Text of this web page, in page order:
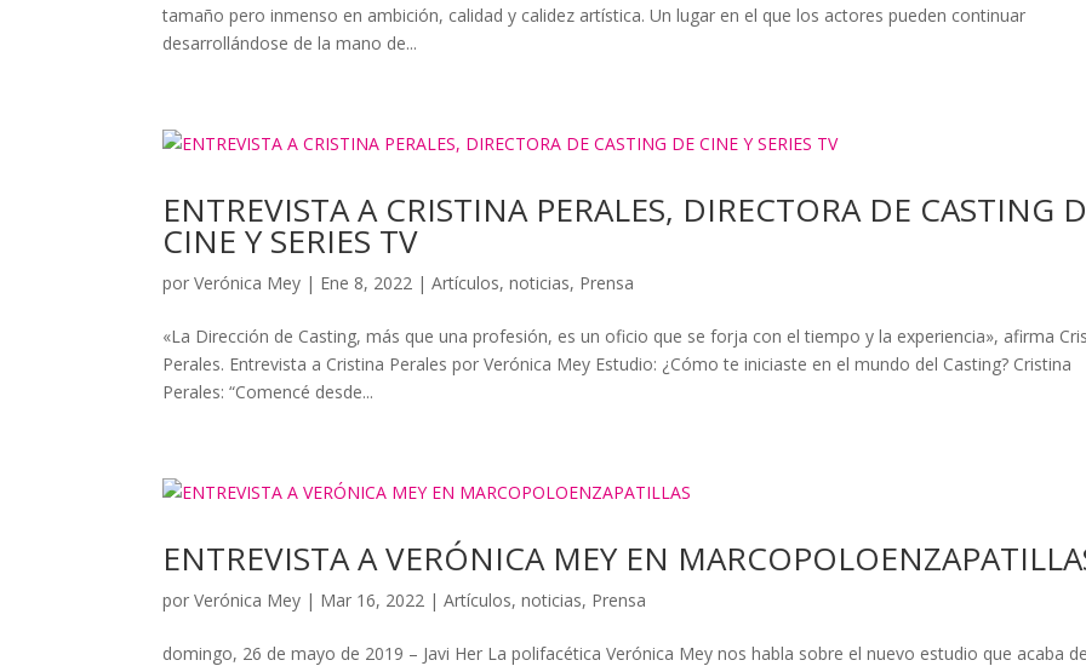
tamaño pero inmenso en ambición, calidad y calidez artística. Un lugar en el que los actores pueden continuar
desarrollándose de la mano de...
ENTREVISTA A CRISTINA PERALES, DIRECTORA DE CASTING
CINE Y SERIES TV
porVerónica Mey | Ene 8, 2022 |Artículos,noticias, Prensa
«La Dirección de Casting, más que una profesión, es un oficio que se forja con el tiempo y la experiencia», afirma
Perales. Entrevista a Cristina Perales por Verónica Mey Estudio: ¿Cómo te iniciaste en el mundo del Casting? Cristina
Perales: “Comencé desde...
ENTREVISTA A VERÓNICA MEY EN
porVerónica Mey | Mar 16, 2022 |Artículos,noticias, Prensa
domingo, 26 de mayo de 2019 – Javi Her La polifacética Verónica Mey nos habla sobre el nuevo estudio que acaba de